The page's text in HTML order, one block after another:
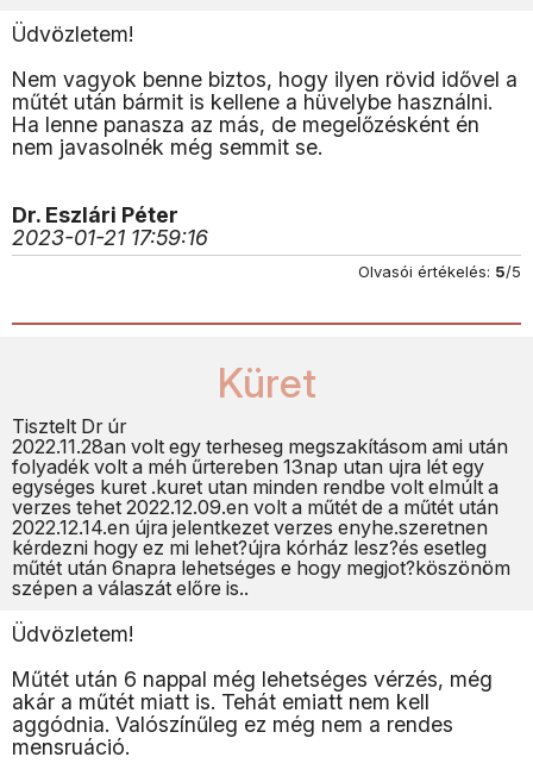
Üdvözletem!
Nem vagyok benne biztos, hogy ilyen rövid idővel a
műtét után bármit is kellene a hüvelybe használni.
Ha lenne panasza az más, de megelőzésként én
nem javasolnék még semmit se.
Dr. Eszlári Péter
2023-01-21 17:59:16
Olvasói értékelés: 5/5
Küret
Tisztelt Dr úr
2022.11.28an volt egy terheseg megszakításom ami után
folyadék volt a méh űrtereben 13nap utan ujra lét egy
egységes kuret .kuret utan minden rendbe volt elmúlt a
verzes tehet 2022.12.09.en volt a műtét de a műtét után
2022.12.14.en újra jelentkezet verzes enyhe.szeretnen
kérdezni hogy ez mi lehet?újra kórház lesz?és esetleg
műtét után 6napra lehetséges e hogy megjot?köszönöm
szépen a válaszát előre is..
Üdvözletem!
Műtét után 6 nappal még lehetséges vérzés, még
akár a műtét miatt is. Tehát emiatt nem kell
aggódnia. Valószínűleg ez még nem a rendes
mensruáció.